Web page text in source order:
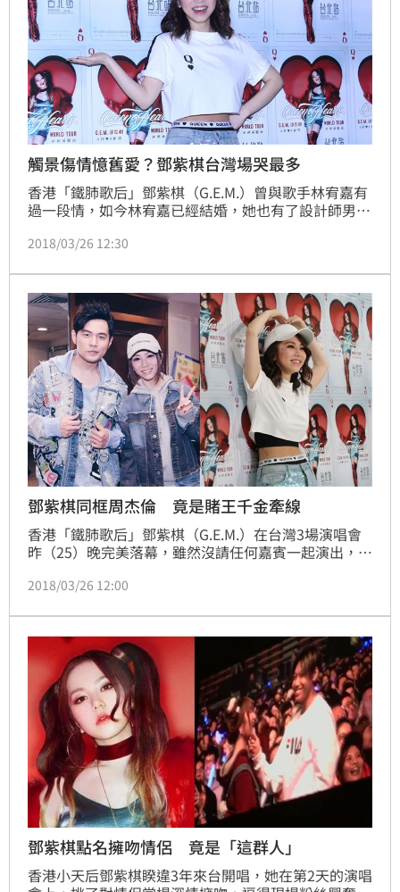
觸景傷情憶舊愛？鄧紫棋台灣場哭最多
香港「鐵肺歌后」鄧紫棋（G.E.M.）曾與歌手林宥嘉有
過一段情，如今林宥嘉已經結婚，她也有了設計師男友
次的3場演出，鄧紫棋說因為生理期的緣故，情緒比較
半首歌無法開口，她透過演唱會鼓勵歌迷勇敢面對傷
痛，又接唱疑似因情傷寫下的《多遠都要在一起》，不
免令人聯想到他的前段感情。
2018/03/26 12:30
鄧紫棋同框周杰倫 竟是賭王千金牽線
香港「鐵肺歌后」鄧紫棋（G.E.M.）在台灣3場演唱會
昨（25）晚完美落幕，雖然沒請任何嘉賓一起演出，好
京、何超蓮等，首場她為了林俊傑更改歌單，昨日又在
時透露，這次的巡演，何超蓮已經看過3次，笑稱好友
就像自己的媽媽，還因為愛看演唱會結識不少人，甚至
上次還帶她到後台與天王周杰倫相見歡。
2018/03/26 12:00
鄧紫棋點名擁吻情侶 竟是「這群人」
香港小天后鄧紫棋睽違3年來台開唱，她在第2天的演唱